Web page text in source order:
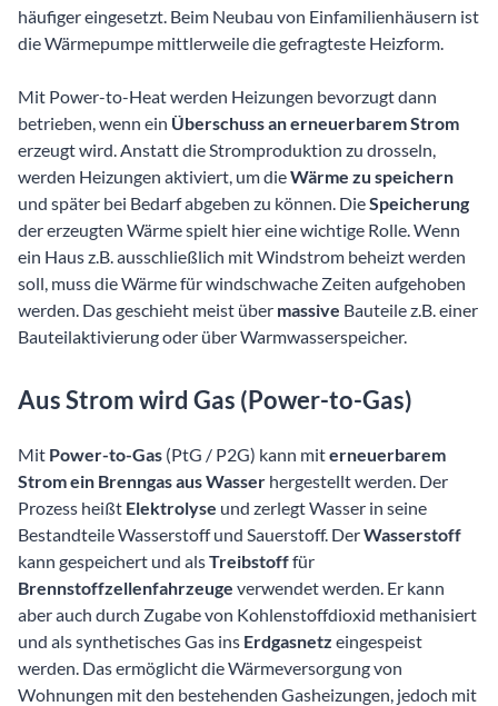
häufiger eingesetzt. Beim Neubau von Einfamilienhäusern ist
die Wärmepumpe mittlerweile die gefragteste Heizform.
Mit Power-to-Heat werden Heizungen bevorzugt dann
betrieben, wenn ein Überschuss an erneuerbarem Strom
erzeugt wird. Anstatt die Stromproduktion zu drosseln,
werden Heizungen aktiviert, um dieWärme zu speichern
und später bei Bedarf abgeben zu können. DieSpeicherung
der erzeugten Wärme spielt hier eine wichtige Rolle. Wenn
ein Haus z.B. ausschließlich mit Windstrom beheizt werden
soll, muss die Wärme für windschwache Zeiten aufgehoben
werden. Das geschieht meist über massive Bauteile z.B. einer
Bauteilaktivierung oder über Warmwasserspeicher.
Aus Strom wird Gas (Power-to-Gas)
Mit Power-to-Gas (PtG / P2G) kann miterneuerbarem
Strom ein Brenngas aus Wasser hergestellt werden. Der
Prozess heißt Elektrolyse und zerlegt Wasser in seine
Bestandteile Wasserstoff und Sauerstoff. DerWasserstoff
kann gespeichert und alsTreibstofffür
Brennstoffzellenfahrzeuge verwendet werden. Er kann
aber auch durch Zugabe von Kohlenstoffdioxid methanisiert
und als synthetisches Gas ins Erdgasnetz eingespeist
werden. Das ermöglicht die Wärmeversorgung von
Wohnungen mit den bestehenden Gasheizungen, jedoch mit